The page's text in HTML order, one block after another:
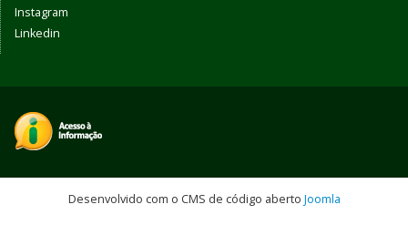
Instagram
Linkedin
Desenvolvido com o CMS de código aberto Joomla